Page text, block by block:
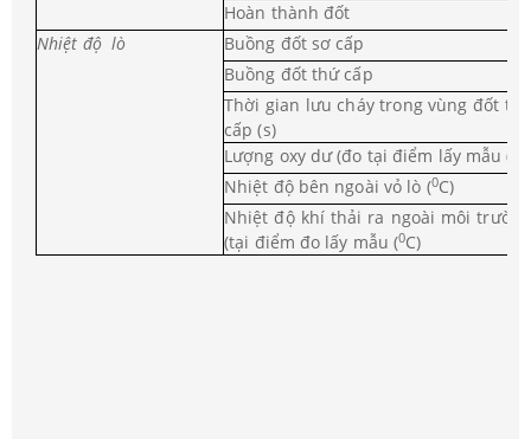
Hoàn thành đốt
Nhiệt độ lò
Buồng đốt sơ cấp
Buồng đốt thứ cấp
Thời gian lưu cháy trong vùng đốt thứ
cấp (s)
Lượng oxy dư (đo tại điểm lấy mẫu (%)
Nhiệt độ bên ngoài vỏ lò (0C)
Nhiệt độ khí thải ra ngoài môi trường
(tại điểm đo lấy mẫu (0C)